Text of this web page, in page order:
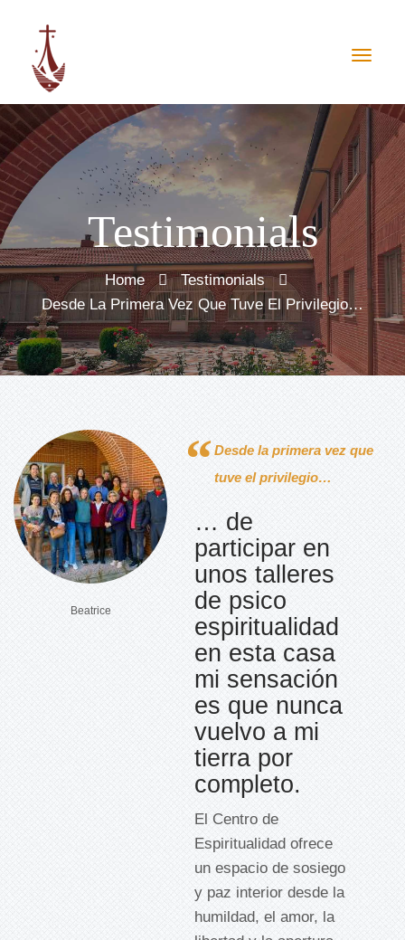
Testimonials
Home
Testimonials
Desde La Primera Vez Que Tuve El Privilegio…
Beatrice
Desde la primera vez que
tuve el privilegio…
… de
participar en
unos talleres
de psico
espiritualidad
en esta casa
mi sensación
es que nunca
vuelvo a mi
tierra por
completo.
El Centro de
Espiritualidad ofrece
un espacio de sosiego
y paz interior desde la
humildad, el amor, la